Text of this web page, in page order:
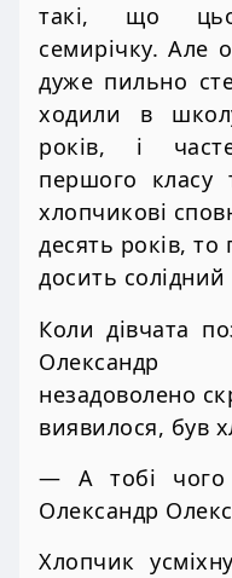
такі, що
семирічку. Але
дуже пильно
ходили в
років, і
першого класу
хлопчикові
десять років,
досить солідний
Коли дівчата
незадоволено
виявилося, був
— А тобі чого
Олександр
Хлопчик